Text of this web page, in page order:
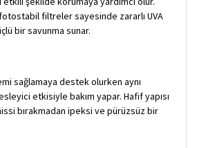
filtreler sayesinde zararlı UVA
bir savunma sunar.
sağlamaya destek olurken aynı
etkisiyle bakım yapar. Hafif yapısı
bırakmadan ipeksi ve pürüzsüz bir